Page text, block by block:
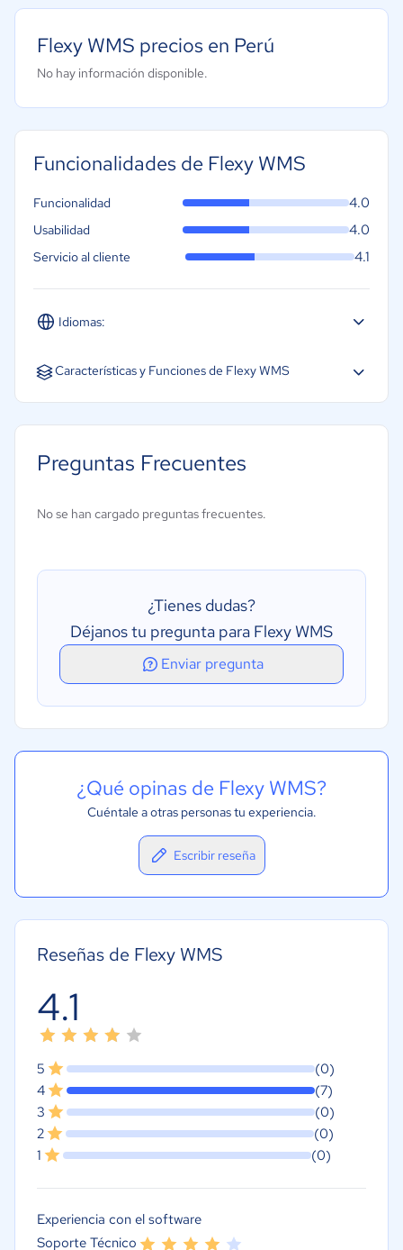
Flexy WMS precios en Perú
No hay información disponible.
Funcionalidades de Flexy WMS
Idiomas:
Español
Funcionalidad 4.0
Usabilidad 4.0
Servicio al cliente 4.1
Características y Funciones de Flexy WMS
Gestión de ingresos
Creación de informes/análisis
Gestión de ciclo de compras
Procesos de picking.
Consolidación/Roll-Up
Integración Api's
Control de inventario
Gestión de almacenes móviles
Preguntas Frecuentes
No se han cargado preguntas frecuentes.
¿Tienes dudas?
Déjanos tu pregunta para Flexy WMS
Enviar pregunta
¿Qué opinas de Flexy WMS?
Cuéntale a otras personas tu experiencia.
Escribir reseña
Reseñas de Flexy WMS
4.1
5
(0)
4
(7)
3
(0)
2
(0)
1
(0)
Experiencia con el software
Soporte Técnico